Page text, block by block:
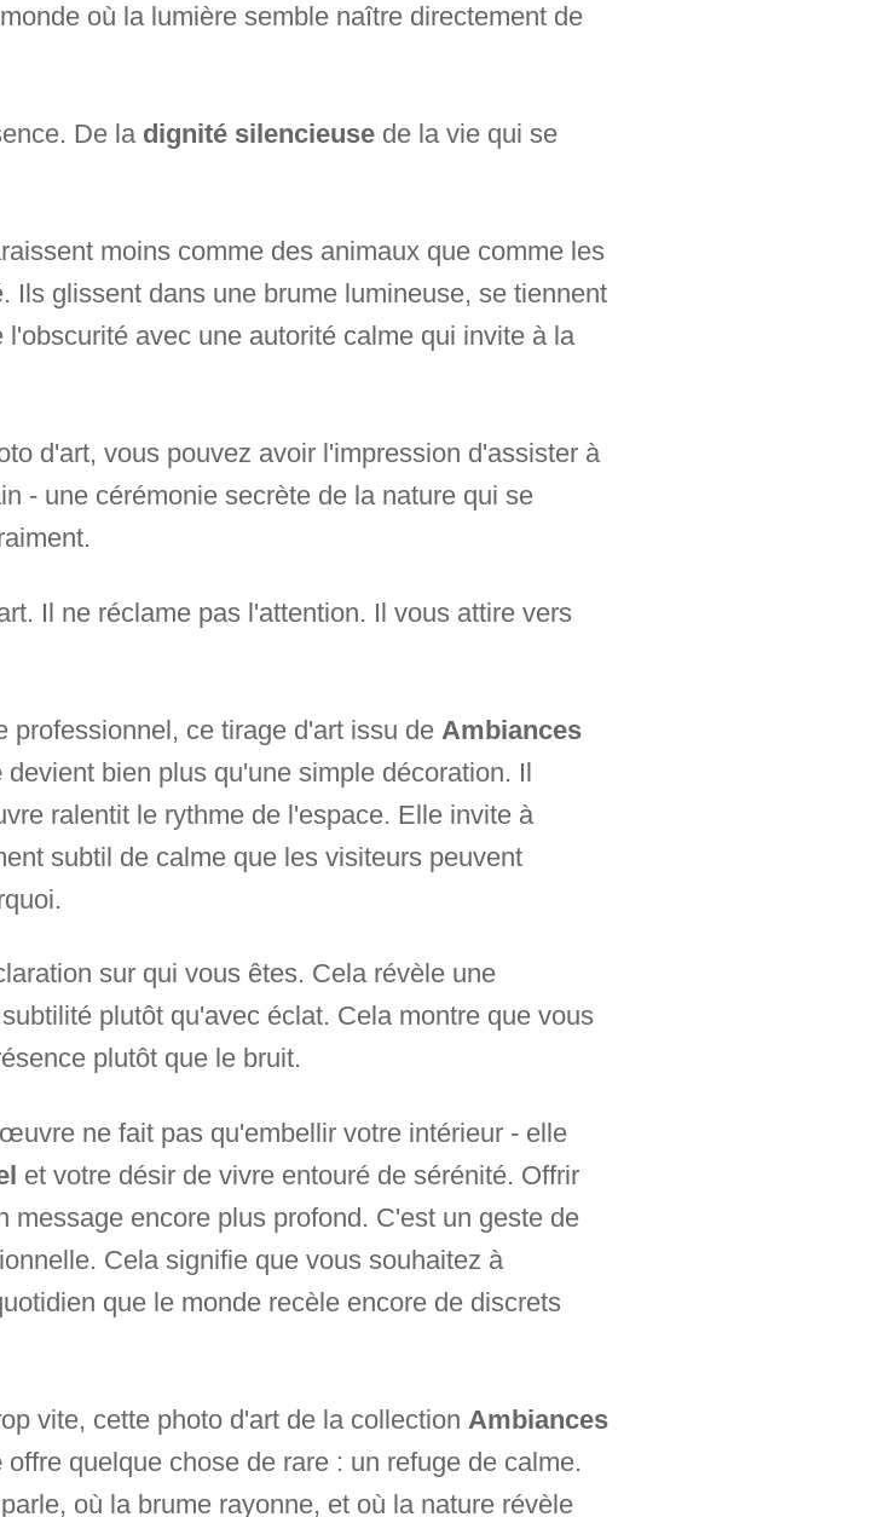
où la lumière semble naître directement de
De la dignité silencieusede la vie qui se
moins comme des animaux que comme les
Ils glissent dans une brume lumineuse, se tiennent
avec une autorité calme qui invite à la
d'art, vous pouvez avoir l'impression d'assister à
- une cérémonie secrète de la nature qui se
Il ne réclame pas l'attention. Il vous attire vers
professionnel, ce tirage d'art issu de Ambiances
devient bien plus qu'une simple décoration. Il
ralentit le rythme de l'espace. Elle invite à
subtil de calme que les visiteurs peuvent
sur qui vous êtes. Cela révèle une
plutôt qu'avec éclat. Cela montre que vous
plutôt que le bruit.
ne fait pas qu'embellir votre intérieur - elle
et votre désir de vivre entouré de sérénité. Offrir
message encore plus profond. C'est un geste de
Cela signifie que vous souhaitez à
que le monde recèle encore de discrets
vite, cette photo d'art de la collection Ambiances
offre quelque chose de rare : un refuge de calme.
où la brume rayonne, et où la nature révèle